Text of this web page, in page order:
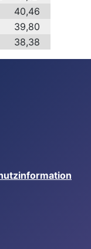
40,46
39,80
38,38